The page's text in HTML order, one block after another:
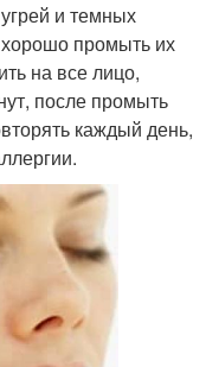
и темных
промыть их
на все лицо,
после промыть
каждый день,